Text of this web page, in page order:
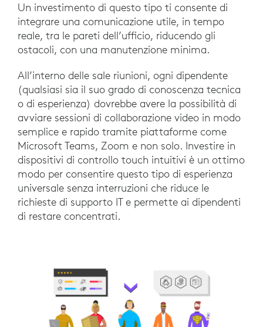
Un investimento di questo tipo ti consente di
integrare una comunicazione utile, in tempo
reale, tra le pareti dell’ufficio, riducendo gli
ostacoli, con una manutenzione minima.
All’interno delle sale riunioni, ogni dipendente
(qualsiasi sia il suo grado di conoscenza tecnica
o di esperienza) dovrebbe avere la possibilità di
avviare sessioni di collaborazione video in modo
semplice e rapido tramite piattaforme come
Microsoft Teams, Zoom e non solo. Investire in
dispositivi di controllo touch intuitivi è un ottimo
modo per consentire questo tipo di esperienza
universale senza interruzioni che riduce le
richieste di supporto IT e permette ai dipendenti
di restare concentrati.